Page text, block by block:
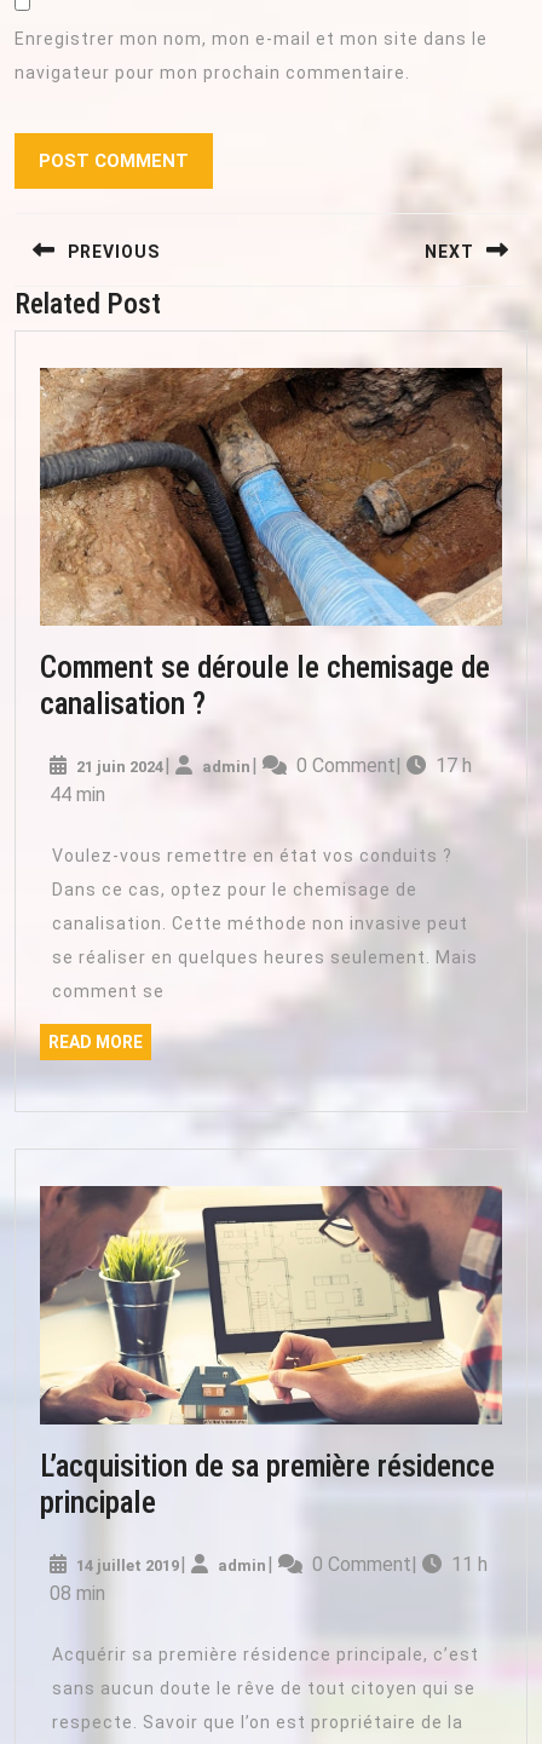
Enregistrer mon nom, mon e-mail et mon site dans le
navigateur pour mon prochain commentaire.
de
l’article
PREVIOUS
Previous
post:
NEXT
post:
Related Post
Comment se déroule le chemisage de
canalisation ?
déroule
chemisage
de
canalisation
?
21 juin 202421
| admin admin
| 0 Comment|
17 h
44 min
Voulez-vous remettre en état vos conduits ?
Dans ce cas, optez pour le chemisage de
canalisation. Cette méthode non invasive peut
se réaliser en quelques heures seulement. Mais
comment se
READ MOREREAD
MORE
L’acquisition de sa première résidence
principale
sa
résidence
principale
14 juillet 201914
admin admin0 Comment
11 h
08 min
Acquérir sa première résidence principale, c’est
sans aucun doute le rêve de tout citoyen qui se
respecte. Savoir que l’on est propriétaire de la